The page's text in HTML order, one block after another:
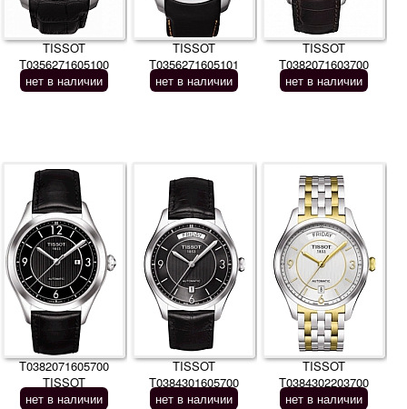
TISSOT
T0356271605100
нет в наличии
TISSOT
T0356271605101
нет в наличии
TISSOT
T0382071603700
нет в наличии
T0382071605700
TISSOT
нет в наличии
TISSOT
T0384301605700
нет в наличии
TISSOT
T0384302203700
нет в наличии